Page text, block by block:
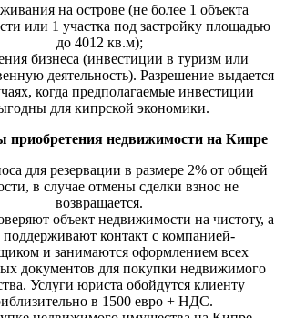
на острове (не более 1 объекта
или 1 участка под застройку площадью
до 4012 кв.м);
бизнеса (инвестиции в туризм или
деятельность). Разрешение выдается
когда предполагаемые инвестиции
для кипрской экономики.
приобретения недвижимости на Кипре
для резервации в размере 2% от общей
в случае отмены сделки взнос не
возвращается.
объект недвижимости на чистоту, а
поддерживают контакт с компанией-
и занимаются оформлением всех
документов для покупки недвижимого
Услуги юриста обойдутся клиенту
в 1500 евро + НДС.